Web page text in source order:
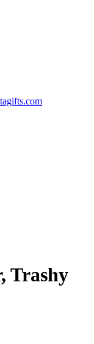
Trashy